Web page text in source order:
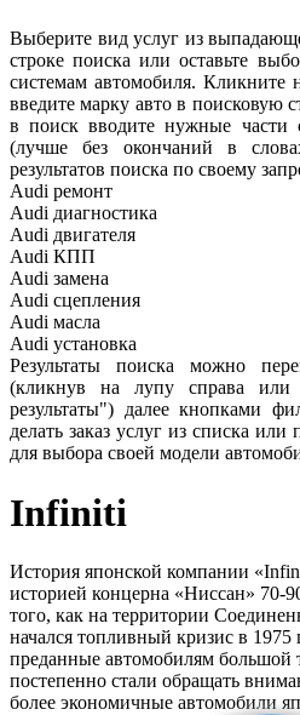
Выберите вид услуг из
строке поиска или оставьте
системам автомобиля. Кликните
введите марку авто в поисковую
в поиск вводите нужные части
(лучше без окончаний в
результатов поиска по своему
Audi ремонт
Audi диагностика
Audi двигателя
Audi КПП
Audi замена
Audi сцепления
Audi масла
Audi установка
Результаты поиска можно
(кликнув на лупу справа или
результаты") далее кнопками
делать заказ услуг из списка
для выбора своей модели
Infiniti
История японской компании
историей концерна «Ниссан» 70-
того, как на территории
начался топливный кризис в
преданные автомобилям большой
постепенно стали обращать
более экономичные автомобили